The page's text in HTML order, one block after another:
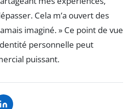
Cela m’a ouvert des
imaginé. » Ce point de vue
personnelle peut
puissant.